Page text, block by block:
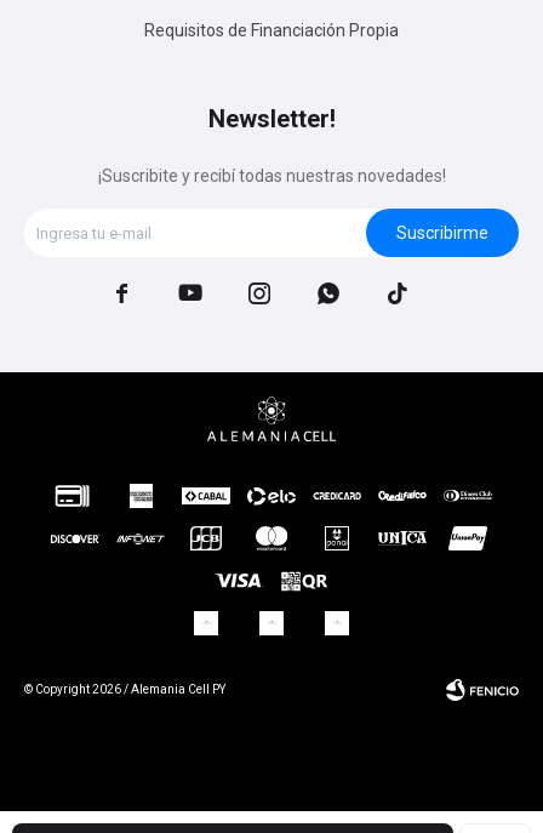
Requisitos de Financiación Propia
Newsletter!
¡Suscribite y recibí todas nuestras novedades!
Suscribirme
    
© Copyright 2026 / Alemania Cell PY